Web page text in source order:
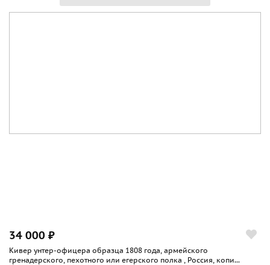
34 000 ₽
Кивер унтер-офицера образца 1808 года, армейского
гренадерского, пехотного или егерского полка , Россия, копи...